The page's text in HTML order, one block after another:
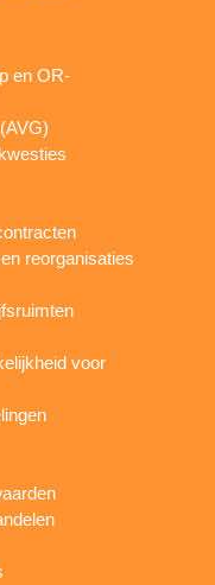
en OR-
reorganisaties
voor